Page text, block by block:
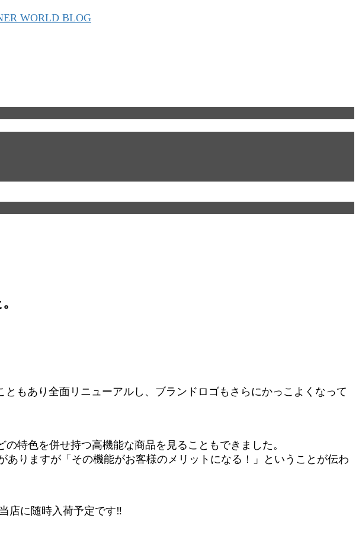
もあり全面リニューアルし、ブランドロゴもさらにかっこよくなって
特色を併せ持つ高機能な商品を見ることもできました。
りますが「その機能がお客様のメリットになる！」ということが伝わ
店に随時入荷予定です‼